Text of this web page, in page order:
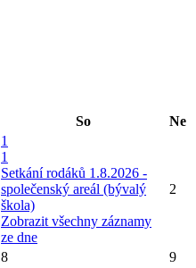
So Ne
1
1
Setkání rodáků 1.8.2026 -
společenský areál (bývalý
škola)
Zobrazit všechny záznamy
ze dne
2
8 9